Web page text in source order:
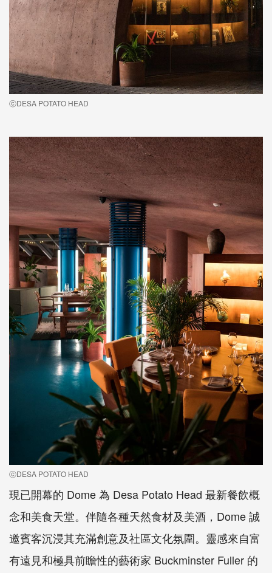
ⓒDESA POTATO HEAD
ⓒDESA POTATO HEAD
現已開幕的 Dome 為 Desa Potato Head 最新餐飲概
念和美食天堂。伴隨各種天然食材及美酒，Dome 誠
邀賓客沉浸其充滿創意及社區文化氛圍。靈感來自富
有遠見和極具前瞻性的藝術家 Buckminster Fuller 的